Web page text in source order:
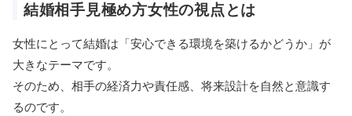
結婚相手見極め方女性の視点とは
女性にとって結婚は「安心できる環境を築けるかどうか」が
大きなテーマです。
そのため、相手の経済力や責任感、将来設計を自然と意識す
るのです。